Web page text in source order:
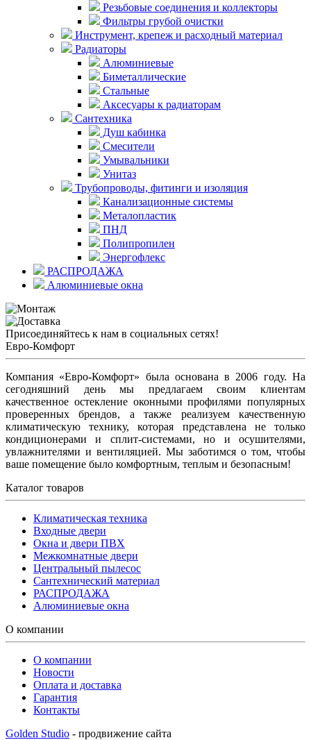
Резьбовые соединения и коллекторы
Фильтры грубой очистки
Инструмент, крепеж и расходный материал
Радиаторы
Алюминиевые
Биметаллические
Стальные
Аксесуары к радиаторам
Сантехника
Душ кабинка
Смесители
Умывальники
Унитаз
Трубопроводы, фитинги и изоляция
Канализационные системы
Металопластик
ПНД
Полипропилен
Энергофлекс
РАСПРОДАЖА
Алюминиевые окна
Присоединяйтесь к нам в социальных сетях!
Евро-Комфорт
Компания «Евро-Комфорт» была основана в 2006 году. На
сегодняшний день мы предлагаем своим клиентам
качественное остекление оконными профилями популярных
проверенных брендов, а также реализуем качественную
климатическую технику, которая представлена не только
кондиционерами и сплит-системами, но и осушителями,
увлажнителями и вентиляцией. Мы заботимся о том, чтобы
ваше помещение было комфортным, теплым и безопасным!
Каталог товаров
Климатическая техника
Входные двери
Окна и двери ПВХ
Межкомнатные двери
Центральный пылесос
Сантехнический материал
РАСПРОДАЖА
Алюминиевые окна
О компании
О компании
Новости
Оплата и доставка
Гарантия
Контакты
Golden Studio - продвижение сайта